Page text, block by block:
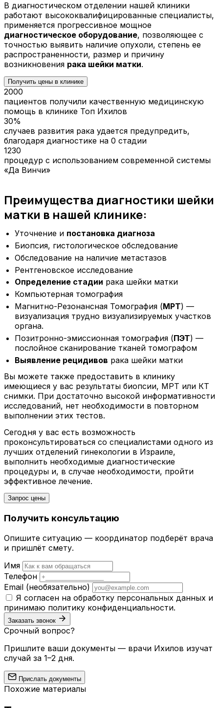
В диагностическом отделении нашей клиники
работают высококвалифицированные специалисты,
применяется прогрессивное мощное
диагностическое оборудование, позволяющее с
точностью выявить наличие опухоли, степень ее
распространенности, размер и причину
возникновения рака шейки матки.
Получить цены в клинике
2000
пациентов получили качественную медицинскую
помощь в клинике Топ Ихилов
30%
случаев развития рака удается предупредить,
благодаря диагностике на 0 стадии
1230
процедур с использованием современной системы
«Да Винчи»
Преимущества диагностики шейки
матки в нашей клинике:
Уточнение и постановка диагноза
Биопсия, гистологическое обследование
Обследование на наличие метастазов
Рентгеновское исследование
Определение стадии рака шейки матки
Компьютерная томография
Магнитно-Резонансная Томография (МРТ) —
визуализация трудно визуализируемых участков
органа.
Позитронно-эмиссионная томография (ПЭТ) —
послойное сканирование тканей томографом
Выявление рецидивов рака шейки матки
Вы можете также предоставить в клинику
имеющиеся у вас результаты биопсии, МРТ или КТ
снимки. При достаточно высокой информативности
исследований, нет необходимости в повторном
выполнении этих тестов.
Сегодня у вас есть возможность
проконсультироваться со специалистами одного из
лучших отделений гинекологии в Израиле,
выполнить необходимые диагностические
процедуры и, в случае необходимости, пройти
эффективное лечение.
Запрос цены
Получить консультацию
Опишите ситуацию — координатор подберёт врача
и пришлёт смету.
Имя
Телефон
Email (необязательно)
Я согласен на обработку персональных данных и
принимаю политику конфиденциальности.
Заказать звонок
Срочный вопрос?
Пришлите ваши документы — врачи Ихилов изучат
случай за 1–2 дня.
Прислать документы
Похожие материалы